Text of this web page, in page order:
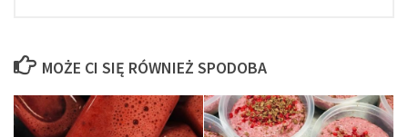
MOŻE CI SIĘ RÓWNIEŻ SPODOBA